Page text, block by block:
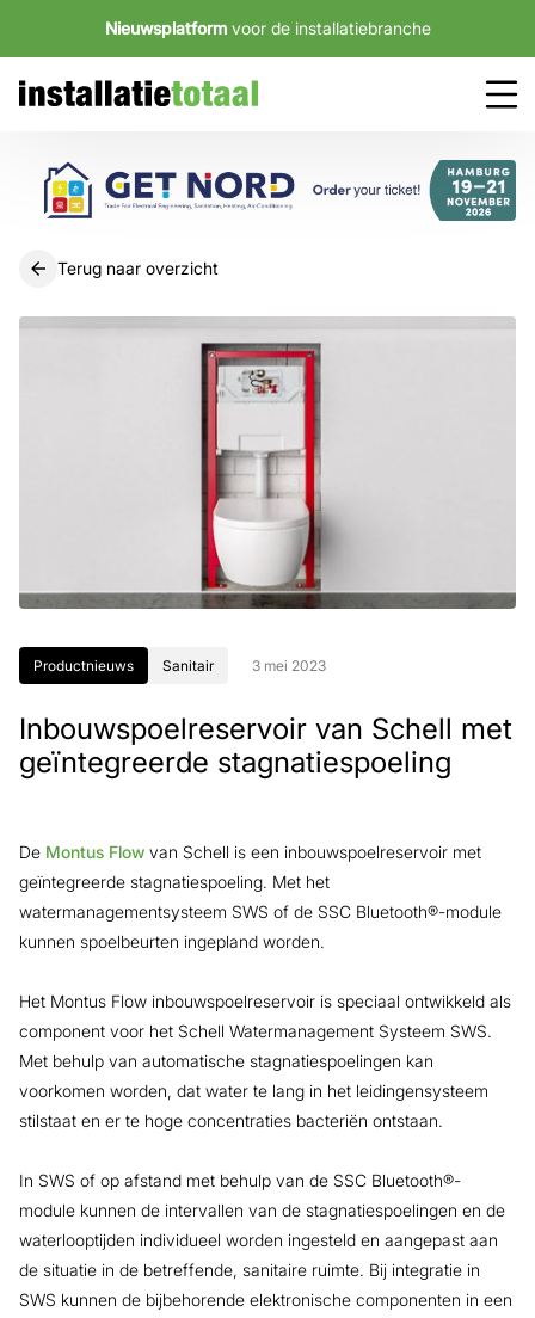
Nieuwsplatform voor de installatiebranche
Terug naar overzicht
Productnieuws Sanitair 3 mei 2023
Inbouwspoelreservoir van Schell met
geïntegreerde stagnatiespoeling
De Montus Flow van Schell is een inbouwspoelreservoir met
geïntegreerde stagnatiespoeling. Met het
watermanagementsysteem SWS of de SSC Bluetooth®-module
kunnen spoelbeurten ingepland worden.
Het Montus Flow inbouwspoelreservoir is speciaal ontwikkeld als
component voor het Schell Watermanagement Systeem SWS.
Met behulp van automatische stagnatiespoelingen kan
voorkomen worden, dat water te lang in het leidingensysteem
stilstaat en er te hoge concentraties bacteriën ontstaan.
In SWS of op afstand met behulp van de SSC Bluetooth®-
module kunnen de intervallen van de stagnatiespoelingen en de
waterlooptijden individueel worden ingesteld en aangepast aan
de situatie in de betreffende, sanitaire ruimte. Bij integratie in
SWS kunnen de bijbehorende elektronische componenten in een